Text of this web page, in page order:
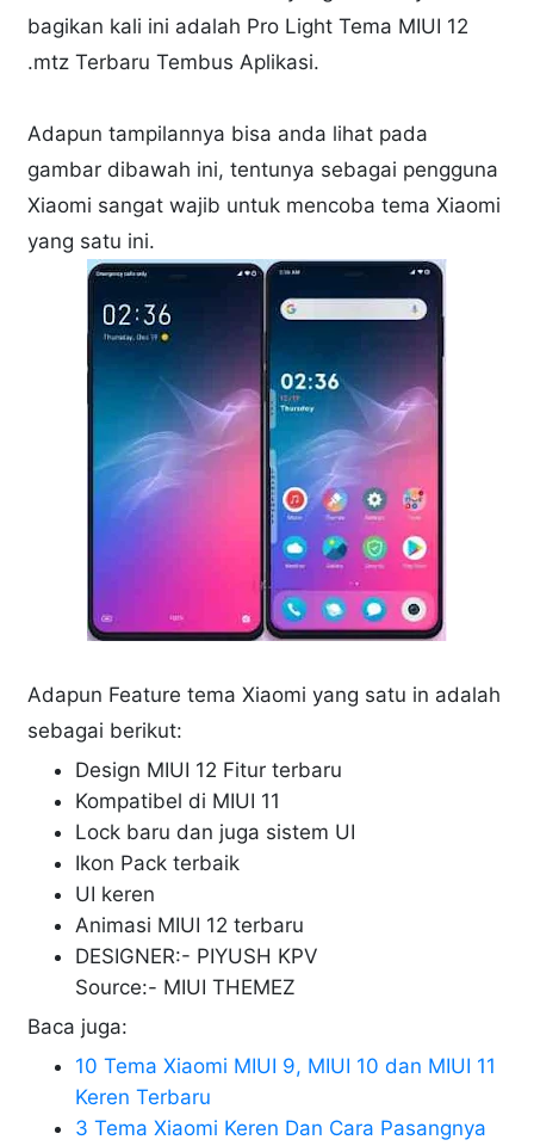
bagikan kali ini adalah Pro Light Tema MIUI 12
.mtz Terbaru Tembus Aplikasi.
Adapun tampilannya bisa anda lihat pada
gambar dibawah ini, tentunya sebagai pengguna
Xiaomi sangat wajib untuk mencoba tema Xiaomi
yang satu ini.
Adapun Feature tema Xiaomi yang satu in adalah
sebagai berikut:
Design MIUI 12 Fitur terbaru
Kompatibel di MIUI 11
Lock baru dan juga sistem UI
Ikon Pack terbaik
UI keren
Animasi MIUI 12 terbaru
DESIGNER:- PIYUSH KPV
Source:- MIUI THEMEZ
Baca juga:
10 Tema Xiaomi MIUI 9, MIUI 10 dan MIUI 11
Keren Terbaru
3 Tema Xiaomi Keren Dan Cara Pasangnya